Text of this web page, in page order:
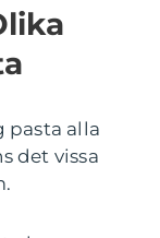
pasta alla
det vissa